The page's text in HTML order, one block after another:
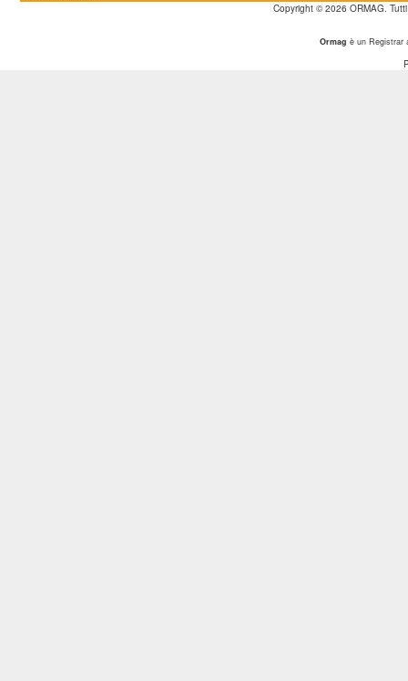
Copyright © 2026 ORMAG.
Ormag è un Registrar